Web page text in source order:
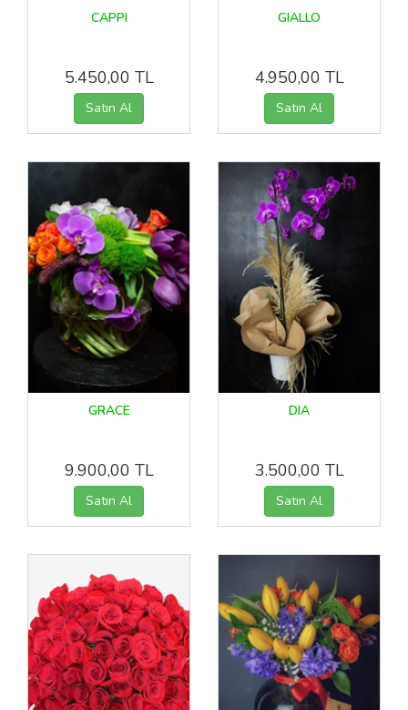
CAPPI
5.450,00 TL
GIALLO
4.950,00 TL
GRACE
9.900,00 TL
DIA
3.500,00 TL